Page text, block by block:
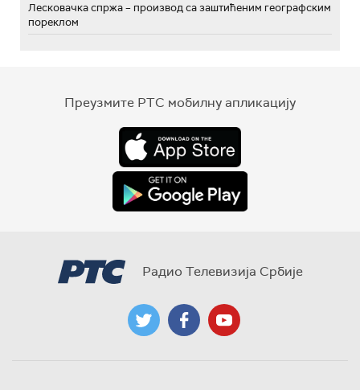
Лесковачка спржа – производ са заштићеним географским
пореклом
Преузмите РТС мобилну апликацију
Радио Телевизија Србије